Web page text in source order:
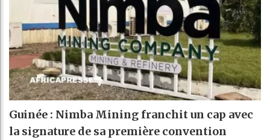
Guinée : Nimba Mining franchit un cap avec
la signature de sa première convention